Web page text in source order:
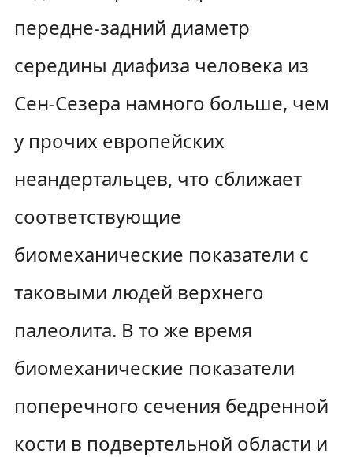
передне-задний диаметр
середины диафиза человека из
Сен-Сезера намного больше, чем
у прочих европейских
неандертальцев, что сближает
соответствующие
биомеханические показатели с
таковыми людей верхнего
палеолита. В то же время
биомеханические показатели
поперечного сечения бедренной
кости в подвертельной области и